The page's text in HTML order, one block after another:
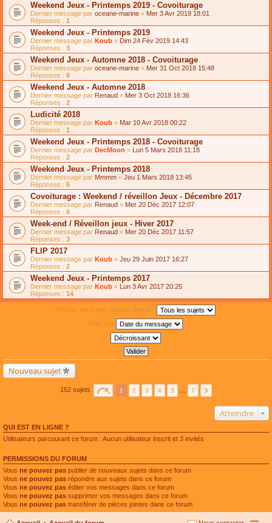
Weekend Jeux - Printemps 2019 - Covoiturage
Dernier message par oceane-marine « Mer 3 Avr 2019 18:01
Réponses : 1
Weekend Jeux - Printemps 2019
Dernier message par Koub « Dim 24 Fév 2019 14:43
Réponses : 3
Weekend Jeux - Automne 2018 - Covoiturage
Dernier message par oceane-marine « Mer 31 Oct 2018 15:48
Réponses : 8
Weekend Jeux - Automne 2018
Dernier message par Renaud « Mer 3 Oct 2018 16:36
Réponses : 2
Ludicité 2018
Dernier message par Koub « Mar 10 Avr 2018 00:22
Réponses : 1
Weekend Jeux - Printemps 2018 - Covoiturage
Dernier message par DecMoon « Lun 5 Mars 2018 11:18
Réponses : 2
Weekend Jeux - Printemps 2018
Dernier message par Mmmm « Jeu 1 Mars 2018 13:45
Réponses : 5
Covoiturage : Weekend / réveillon Jeux - Décembre 2017
Dernier message par Renaud « Mer 20 Déc 2017 12:07
Réponses : 6
Week-end / Réveillon jeux - Hiver 2017
Dernier message par Renaud « Mer 20 Déc 2017 11:57
Réponses : 3
FLIP 2017
Dernier message par Koub « Jeu 29 Juin 2017 16:27
Réponses : 2
Weekend Jeux - Printemps 2017
Dernier message par Koub « Lun 3 Avr 2017 20:25
Réponses : 14
Afficher les sujets publiés depuis :
Trier par
Nouveau sujet
152 sujets 1 2 3 4 5 7
Atteindre
QUI EST EN LIGNE ?
Utilisateurs parcourant ce forum : Aucun utilisateur inscrit et 3 invités
PERMISSIONS DU FORUM
Vous ne pouvez pas publier de nouveaux sujets dans ce forum
Vous ne pouvez pas répondre aux sujets dans ce forum
Vous ne pouvez pas éditer vos messages dans ce forum
Vous ne pouvez pas supprimer vos messages dans ce forum
Vous ne pouvez pas transférer de pièces jointes dans ce forum